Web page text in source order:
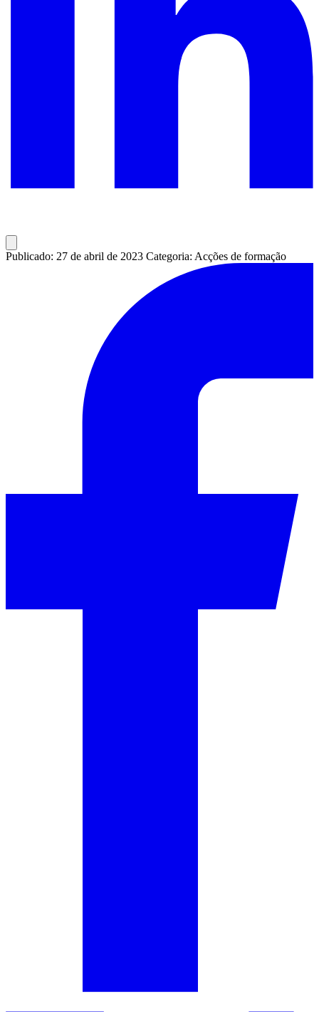
Publicado: 27 de abril de 2023 Categoria: Acções de formação